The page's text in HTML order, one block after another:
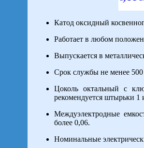
Катод оксидный
Работает в любом
Выпускается в
Срок службы не менее 500
Цоколь октальный с
рекомендуется штырьки 1
Междуэлектродные
более 0,06.
Номинальные